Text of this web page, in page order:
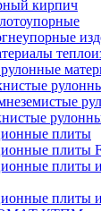
кирпич
рулонные
плиты
плиты
плиты
плиты